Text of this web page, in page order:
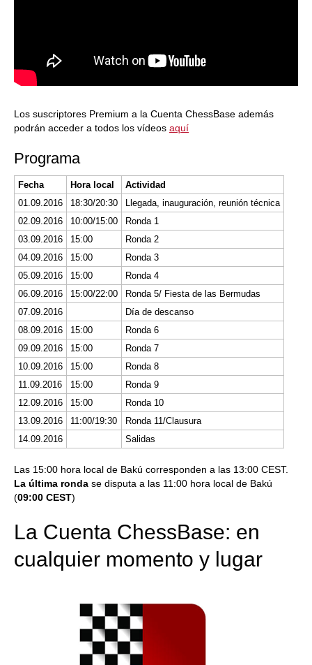
Los suscriptores Premium a la Cuenta ChessBase además
podrán acceder a todos los vídeos aquí
Programa
Fecha Hora local
Actividad
01.09.2016
18:30/20:30
Llegada, inauguración, reunión técnica
02.09.2016
10:00/15:00
Ronda 1
03.09.2016
15:00
Ronda 2
04.09.2016
15:00
Ronda 3
05.09.2016
15:00
Ronda 4
06.09.2016
15:00/22:00
Ronda 5/ Fiesta de las Bermudas
07.09.2016
Día de descanso
08.09.2016
15:00
Ronda 6
09.09.2016
15:00
Ronda 7
10.09.2016
15:00
Ronda 8
11.09.2016
15:00
Ronda 9
12.09.2016
15:00
Ronda 10
13.09.2016
11:00/19:30
Ronda 11/Clausura
14.09.2016
Salidas
Las 15:00 hora local de Bakú corresponden a las 13:00 CEST.
La última ronda se disputa a las 11:00 hora local de Bakú
(09:00 CEST)
La Cuenta ChessBase: en
cualquier momento y lugar